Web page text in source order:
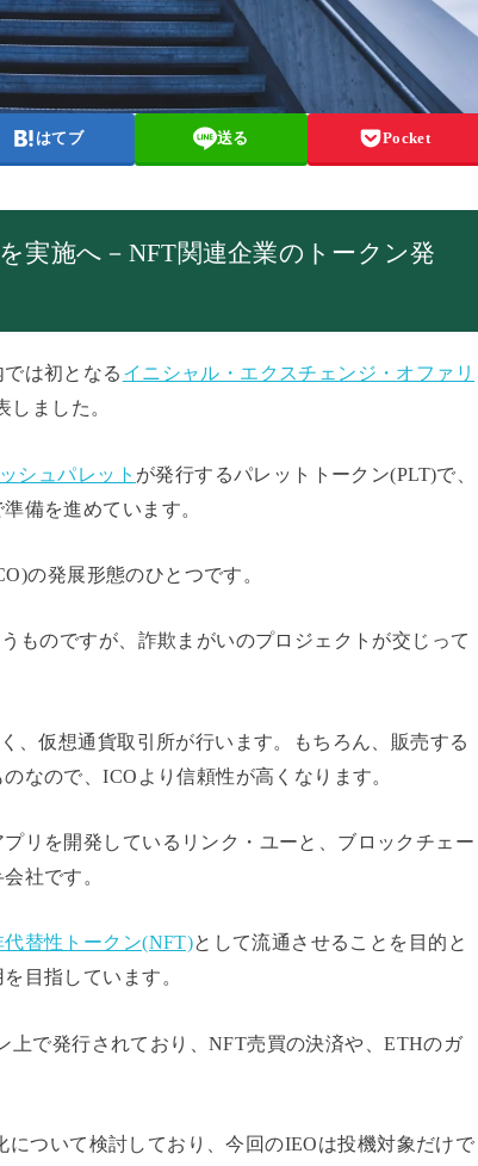
はてブ 送る Pocket
実施へ－NFT関連企業のトークン発
は初となる イニシャル・エクスチェンジ・オファリ
ました。
シュパレット が発行するパレットトークン(PLT)で、
備を進めています。
の発展形態のひとつです。
ものですが、詐欺まがいのプロジェクトが交じって
、仮想通貨取引所が行います。もちろん、販売する
なので、ICOより信頼性が高くなります。
リを開発しているリンク・ユーと、ブロックチェー
社です。
代替性トークン(NFT)として流通させることを目的と
目指しています。
上で発行されており、NFT売買の決済や、ETHのガ
ついて検討しており、今回のIEOは投機対象だけで